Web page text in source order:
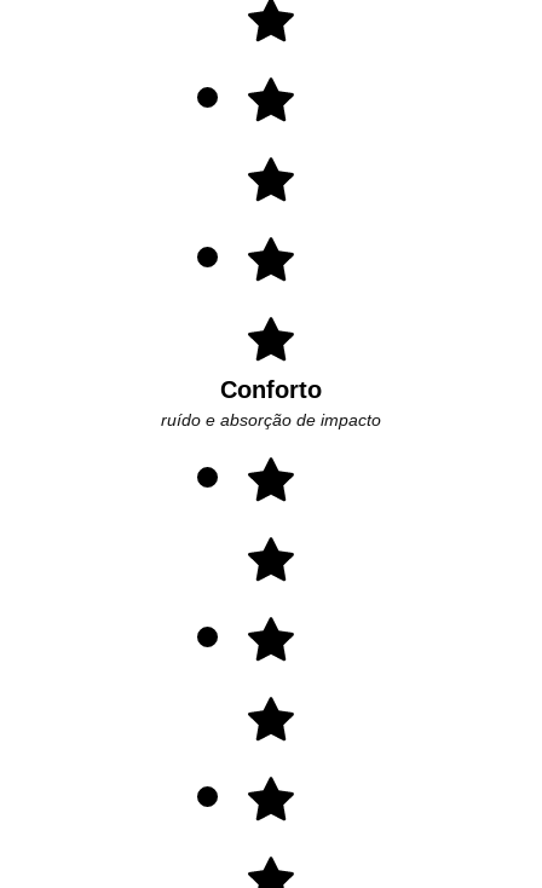
Conforto
ruído e absorção de impacto